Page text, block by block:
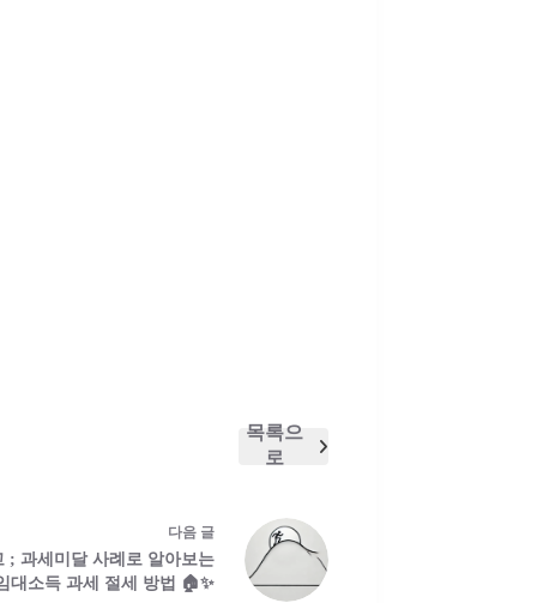
목록으
로
다음 글
; 과세미달 사례로 알아보는
대소득 과세 절세 방법 🏠✨